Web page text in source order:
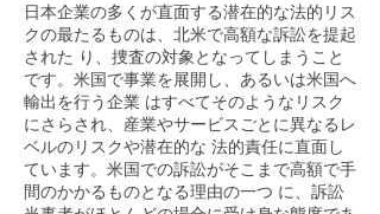
日本企業の多くが直面する潜在的な法的リス
クの最たるものは、北米で高額な訴訟を提起
された り、捜査の対象となってしまうこと
です。米国で事業を展開し、あるいは米国へ
輸出を行う企業 はすべてそのようなリスク
にさらされ、産業やサービスごとに異なるレ
ベルのリスクや潜在的な 法的責任に直面し
ています。米国での訴訟がそこまで高額で手
間のかかるものとなる理由の一つ に、訴訟